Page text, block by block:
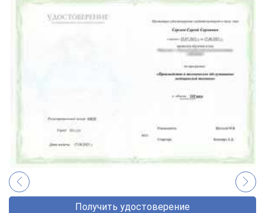
Получить удостоверение